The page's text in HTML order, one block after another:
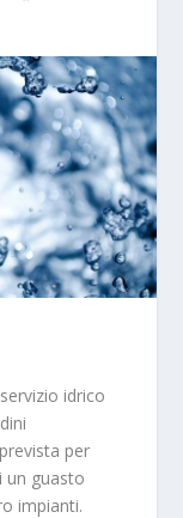
idrico
per
un guasto
impianti.